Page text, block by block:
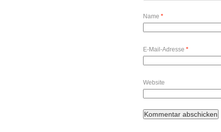
Name *
E-Mail-Adresse *
Website